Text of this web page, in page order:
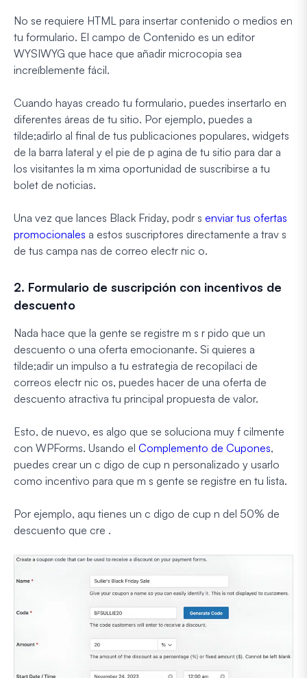
No se requiere HTML para insertar contenido o medios en
tu formulario. El campo de Contenido es un editor
WYSIWYG que hace que añadir microcopia sea
increíblemente fácil.
Cuando hayas creado tu formulario, puedes insertarlo en
diferentes áreas de tu sitio. Por ejemplo, puedes a
tilde;adirlo al final de tus publicaciones populares, widgets
de la barra lateral y el pie de p agina de tu sitio para dar a
los visitantes la m xima oportunidad de suscribirse a tu
bolet de noticias.
Una vez que lances Black Friday, podr s enviar tus ofertas
promocionales a estos suscriptores directamente a trav s
de tus campa nas de correo electr nic o.
2. Formulario de suscripción con incentivos de
descuento
Nada hace que la gente se registre m s r pido que un
descuento o una oferta emocionante. Si quieres a
tilde;adir un impulso a tu estrategia de recopilaci de
correos electr nic os, puedes hacer de una oferta de
descuento atractiva tu principal propuesta de valor.
Esto, de nuevo, es algo que se soluciona muy f cilmente
con WPForms. Usando el Complemento de Cupones,
puedes crear un c digo de cup n personalizado y usarlo
como incentivo para que m s gente se registre en tu lista.
Por ejemplo, aqu tienes un c digo de cup n del 50% de
descuento que cre .